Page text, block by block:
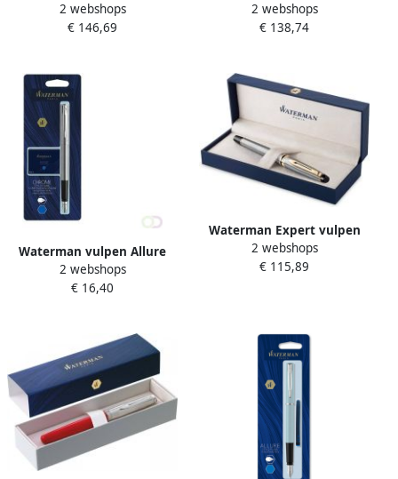
L'essence du blue deLuxe
CT medium
2 webshops
€ 146,69
metallic silver lacquer RT
medium
2 webshops
€ 138,74
Waterman vulpen Allure
Chrome fijne punt inclusief
6 inktpatronen op blister
2 webshops
€ 16,40
Waterman Expert vulpen
medium zilver goud in
giftbox
2 webshops
€ 115,89